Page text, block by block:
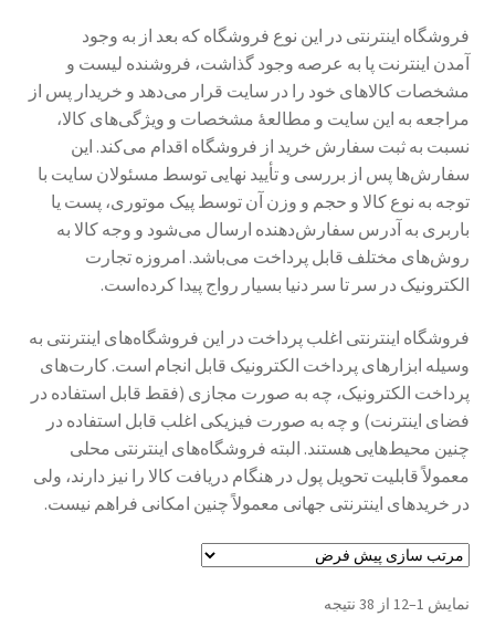
Demo VI
Infographic
Offline page
Our office
Sample Page
Typography
بلاگ
تماس با ما
حساب کاربری من
فروشگاه اینترنتی در این نوع فروشگاه که بعد از به وجود
آمدن اینترنت پا به عرصه وجود گذاشت، فروشنده لیست و
مشخصات کالاهای خود را در سایت قرار می‌دهد و خریدار پس از
مراجعه به این سایت و مطالعهٔ مشخصات و ویژگی‌های کالا،
نسبت به ثبت سفارش خرید از فروشگاه اقدام می‌کند. این
سفارش‌ها پس از بررسی و تأیید نهایی توسط مسئولان سایت با
توجه به نوع کالا و حجم و وزن آن توسط پیک موتوری، پست یا
باربری به آدرس سفارش‌دهنده ارسال می‌شود و وجه کالا به
روش‌های مختلف قابل پرداخت می‌باشد. امروزه تجارت
الکترونیک در سر تا سر دنیا بسیار رواج پیدا کرده‌است.
فروشگاه اینترنتی اغلب پرداخت در این فروشگاه‌های اینترنتی به
وسیله ابزارهای پرداخت الکترونیک قابل انجام است. کارت‌های
پرداخت الکترونیک، چه به صورت مجازی (فقط قابل استفاده در
فضای اینترنت) و چه به صورت فیزیکی اغلب قابل استفاده در
چنین محیط‌هایی هستند. البته فروشگاه‌های اینترنتی محلی
معمولاً قابلیت تحویل پول در هنگام دریافت کالا را نیز دارند، ولی
در خریدهای اینترنتی جهانی معمولاً چنین امکانی فراهم نیست.
نمایش 1–12 از 38 نتیجه